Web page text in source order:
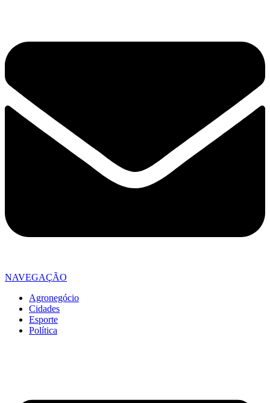
NAVEGAÇÃO
Agronegócio
Cidades
Esporte
Política